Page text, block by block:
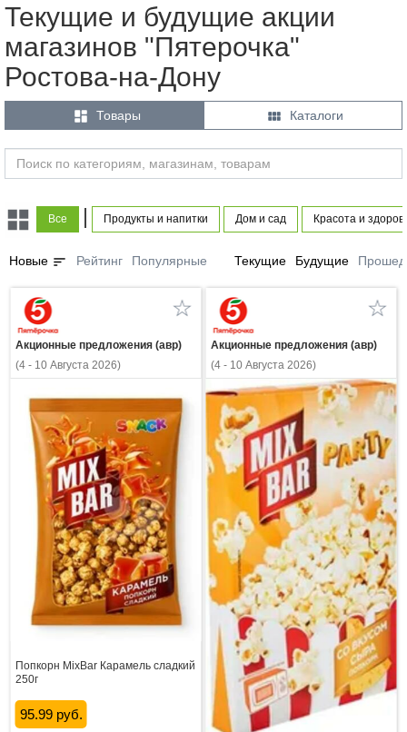
Текущие и будущие акции
магазинов "Пятерочка"
Ростова-на-Дону
 Товары  Каталоги
Все | Продукты и напитки Дом и сад Красота и
Новые sort Рейтинг Популярные Текущие Будущие
Акционные предложения (авр)
(4 - 10 Августа 2026)
Попкорн MixBar Карамель сладкий
250г
95.99 руб.
Акционные предложения (авр)
(4 - 10 Августа 2026)